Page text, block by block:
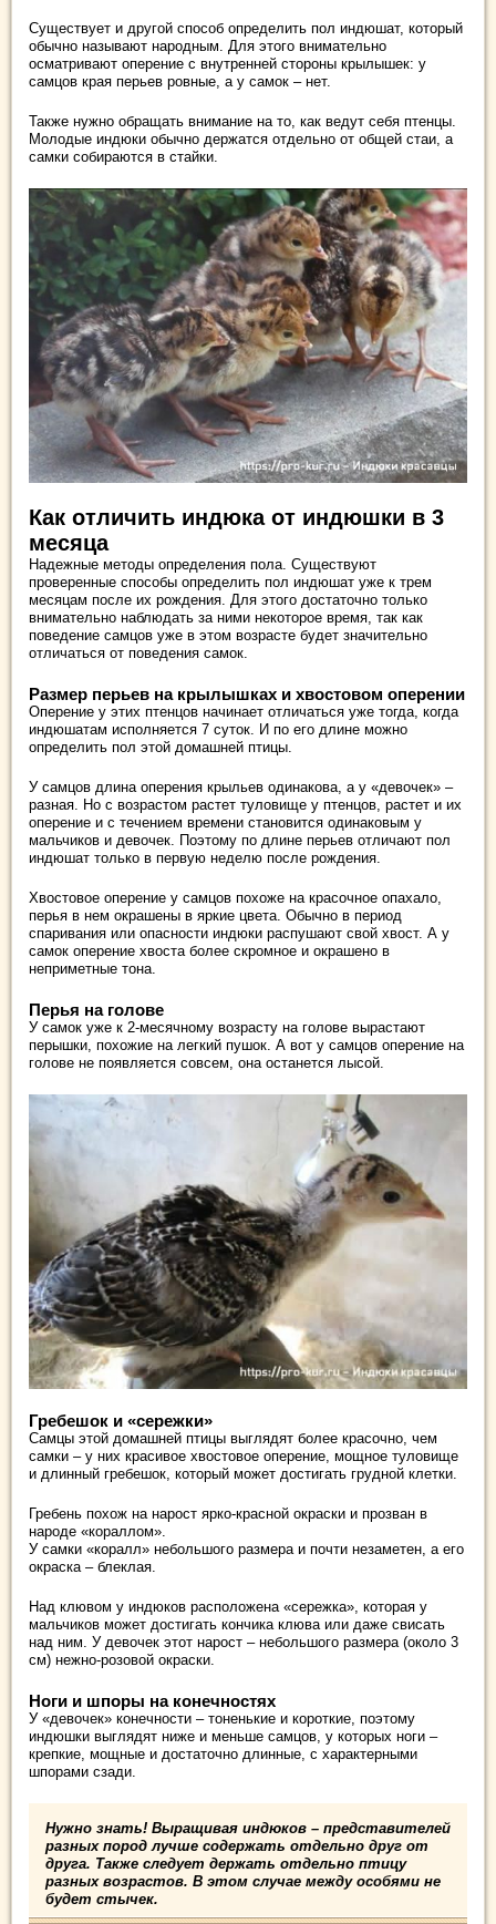
Существует и другой способ определить пол индюшат, который
обычно называют народным. Для этого внимательно
осматривают оперение с внутренней стороны крылышек: у
самцов края перьев ровные, а у самок – нет.
Также нужно обращать внимание на то, как ведут себя птенцы.
Молодые индюки обычно держатся отдельно от общей стаи, а
самки собираются в стайки.
Как отличить индюка от индюшки в 3
месяца
Надежные методы определения пола. Существуют
проверенные способы определить пол индюшат уже к трем
месяцам после их рождения. Для этого достаточно только
внимательно наблюдать за ними некоторое время, так как
поведение самцов уже в этом возрасте будет значительно
отличаться от поведения самок.
Размер перьев на крылышках и хвостовом оперении
Оперение у этих птенцов начинает отличаться уже тогда, когда
индюшатам исполняется 7 суток. И по его длине можно
определить пол этой домашней птицы.
У самцов длина оперения крыльев одинакова, а у «девочек» –
разная. Но с возрастом растет туловище у птенцов, растет и их
оперение и с течением времени становится одинаковым у
мальчиков и девочек. Поэтому по длине перьев отличают пол
индюшат только в первую неделю после рождения.
Хвостовое оперение у самцов похоже на красочное опахало,
перья в нем окрашены в яркие цвета. Обычно в период
спаривания или опасности индюки распушают свой хвост. А у
самок оперение хвоста более скромное и окрашено в
неприметные тона.
Перья на голове
У самок уже к 2-месячному возрасту на голове вырастают
перышки, похожие на легкий пушок. А вот у самцов оперение на
голове не появляется совсем, она останется лысой.
Гребешок и «сережки»
Самцы этой домашней птицы выглядят более красочно, чем
самки – у них красивое хвостовое оперение, мощное туловище
и длинный гребешок, который может достигать грудной клетки.
Гребень похож на нарост ярко-красной окраски и прозван в
народе «кораллом».
У самки «коралл» небольшого размера и почти незаметен, а его
окраска – блеклая.
Над клювом у индюков расположена «сережка», которая у
мальчиков может достигать кончика клюва или даже свисать
над ним. У девочек этот нарост – небольшого размера (около 3
см) нежно-розовой окраски.
Ноги и шпоры на конечностях
У «девочек» конечности – тоненькие и короткие, поэтому
индюшки выглядят ниже и меньше самцов, у которых ноги –
крепкие, мощные и достаточно длинные, с характерными
шпорами сзади.
Нужно знать! Выращивая индюков – представителей
разных пород лучше содержать отдельно друг от
друга. Также следует держать отдельно птицу
разных возрастов. В этом случае между особями не
будет стычек.